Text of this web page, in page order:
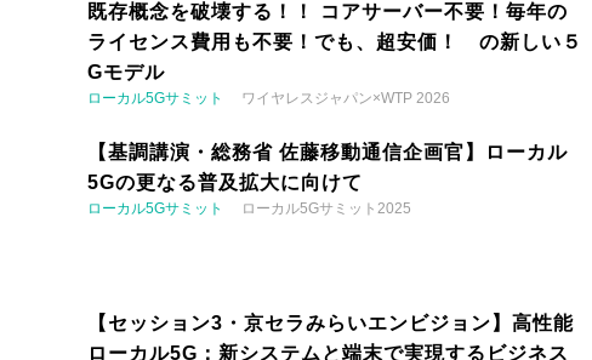
既存概念を破壊する！！ コアサーバー不要！毎年の
ライセンス費用も不要！でも、超安価！ の新しい５
Gモデル
ローカル5Gサミット ワイヤレスジャパン×WTP 2026
【基調講演・総務省 佐藤移動通信企画官】ローカル
5Gの更なる普及拡大に向けて
ローカル5Gサミット ローカル5Gサミット2025
【セッション3・京セラみらいエンビジョン】高性能
ローカル5G：新システムと端末で実現するビジネス